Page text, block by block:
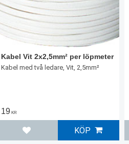
Kabel Vit 2x2,5mm² per löpmeter
Kabel med två ledare, Vit, 2,5mm²
19 KR
Lägg till i favoriter
KÖP